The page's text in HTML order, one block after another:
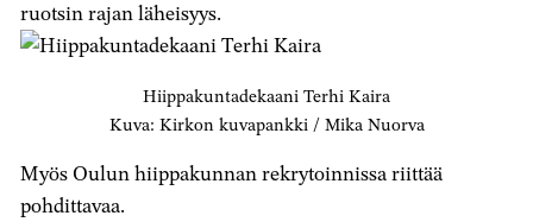
ruotsin rajan läheisyys.
Hiippakuntadekaani Terhi Kaira
Kuva: Kirkon kuvapankki / Mika Nuorva
Myös Oulun hiippakunnan rekrytoinnissa riittää
pohdittavaa.